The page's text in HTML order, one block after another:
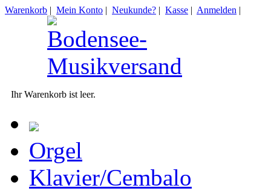
Warenkorb | Mein Konto | Neukunde? | Kasse | Anmelden |
Ihr Warenkorb ist leer.
Orgel
Klavier/Cembalo